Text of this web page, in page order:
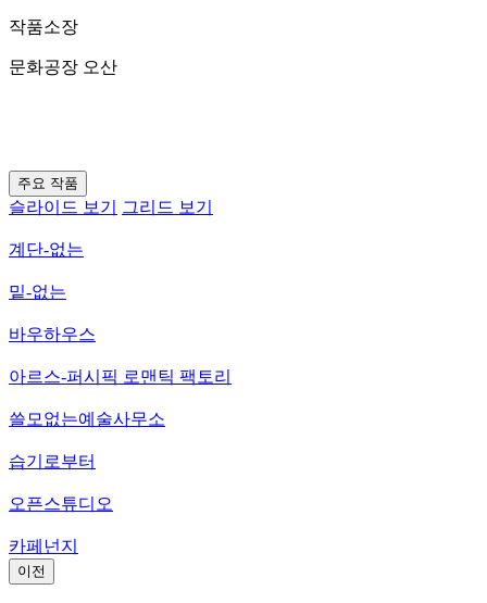
작품소장
문화공장 오산
주요 작품
슬라이드 보기 그리드 보기
계단-없는
밑-없는
바우하우스
아르스-퍼시픽 로맨틱 팩토리
쓸모없는예술사무소
습기로부터
오픈스튜디오
카페넌지
이전